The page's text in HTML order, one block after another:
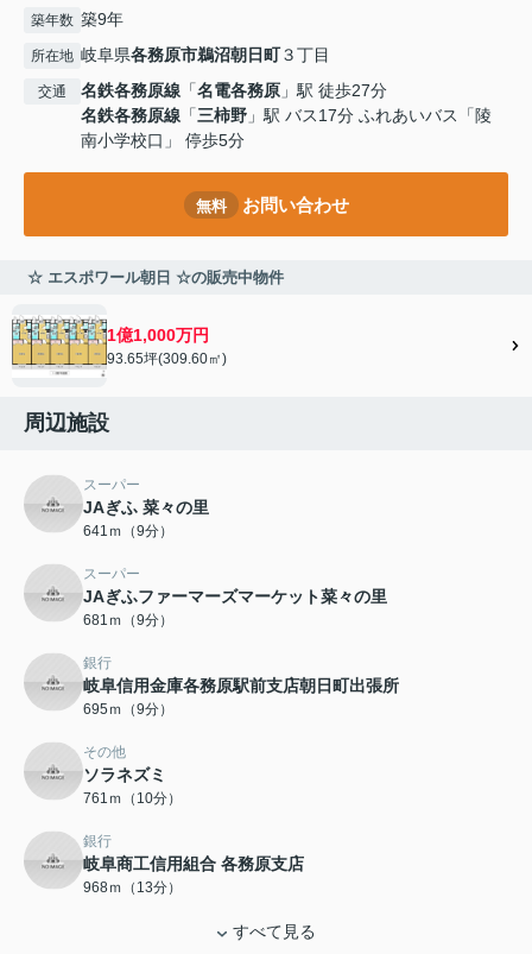
築年数 築9年
所在地 岐阜県各務原市鵜沼朝日町３丁目
交通 名鉄各務原線 「名電各務原 」駅 徒歩27分
名鉄各務原線 「三柿野 」駅 バス17分 ふれあいバス「陵
南小学校口」 停歩5分
無料 お問い合わせ
☆ エスポワール朝日 ☆の販売中物件
1億1,000万円
93.65坪(309.60㎡)
周辺施設
スーパー
JAぎふ 菜々の里
641ｍ（9分）
スーパー
JAぎふファーマーズマーケット菜々の里
681ｍ（9分）
銀行
岐阜信用金庫各務原駅前支店朝日町出張所
695ｍ（9分）
その他
ソラネズミ
761ｍ（10分）
銀行
岐阜商工信用組合 各務原支店
968ｍ（13分）
すべて見る